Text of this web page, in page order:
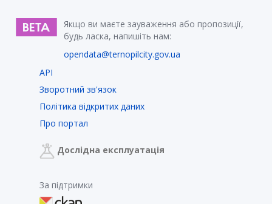
Якщо ви маєте зауваження або пропозиції,
будь ласка, напишіть нам:
opendata@ternopilcity.gov.ua
API
Зворотний зв'язок
Політика відкритих даних
Про портал
Дослідна експлуатація
За підтримки